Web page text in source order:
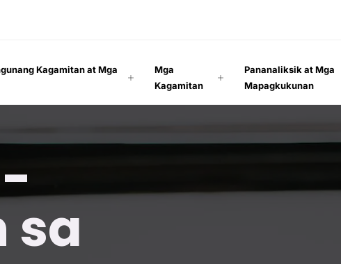
Kagamitan at Mga
Mga
Kagamitan
Pananaliksik at Mga
Mapagkukunan
sa